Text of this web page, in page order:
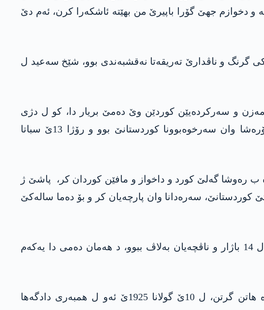
دخوازم جهێ گۆرا باپیرێ من بهێته‌ ئاشکەرا کرن، ئەم دێ
شێخەکی گرنگ و ناڤدارێ تەریقەتا نەقشبەندی بوو، شێخ سه‌عید ل
و سەرکردەیێن کوردێن وێ دەمێ بریار دا، کو ل دژی
حکوومەتا کۆمارا ترکیێ و تەڤگەرا نه‌ژادپەرستا کەمالیستان سەرهلدانێ بکەت، ئارمانجا شۆرەشا وان سەرخوەبوونا کوردستانێ بوو و رۆژا 13ێ سباتا
تێدا ئاماژە ب رەوشا گەلێ کورد و داخواز و مافێن کوردان کر، پاشێ ژ
کوردستانێ، سەره‌دانا وان پارچەیان کر و بۆ دەما سالەکێ
سەرهلدانا شێخ سه‌عید د دیرۆکا کوردێن باکورێ کوردستانێ دا بەرفرەهترین سەرهلدانە کو ل 14 باژار و ناڤچەیان بەلاڤ ببوو، د هەمان دەمی دا یەکەم
پشتی سەرهلدانا شێخ سه‌عیدێ پیران راستی شکەستنێ هاتی و ئەو و گەلەک هەڤالێن خوە هاتن گرتن، ل 10ێ گولانا 1925ێ ئەو ل همبه‌ری دادگەها